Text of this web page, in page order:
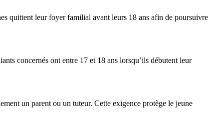
quittent leur foyer familial avant leurs 18 ans afin de poursuivre
concernés ont entre 17 et 18 ans lorsqu’ils débutent leur
un parent ou un tuteur. Cette exigence protège le jeune